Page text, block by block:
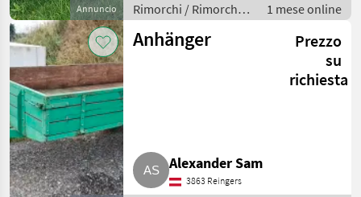
Annuncio
Rimorchi / Rimorchi
per auto
1 mese online
Anhänger
Prezzo
su
richiesta
Alexander Sam
3863 Reingers